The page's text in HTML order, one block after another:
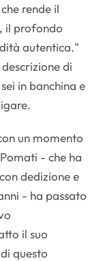
rende il
il profondo
autentica."
di
in banchina e
un momento
- che ha
dedizione e
- ha passato
il suo
questo